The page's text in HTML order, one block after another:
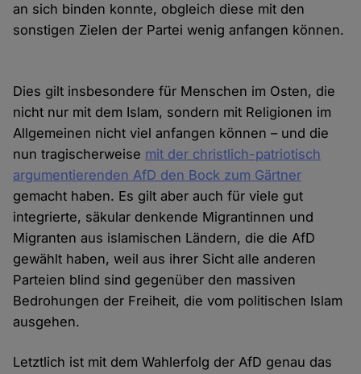
an sich binden konnte, obgleich diese mit den
sonstigen Zielen der Partei wenig anfangen können.
Dies gilt insbesondere für Menschen im Osten, die
nicht nur mit dem Islam, sondern mit Religionen im
Allgemeinen nicht viel anfangen können – und die
nun tragischerweise mit der christlich-patriotisch
argumentierenden AfD den Bock zum Gärtner
gemacht haben. Es gilt aber auch für viele gut
integrierte, säkular denkende Migrantinnen und
Migranten aus islamischen Ländern, die die AfD
gewählt haben, weil aus ihrer Sicht alle anderen
Parteien blind sind gegenüber den massiven
Bedrohungen der Freiheit, die vom politischen Islam
ausgehen.
Letztlich ist mit dem Wahlerfolg der AfD genau das